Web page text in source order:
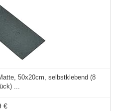
50x20cm, selbstklebend (8
...
€